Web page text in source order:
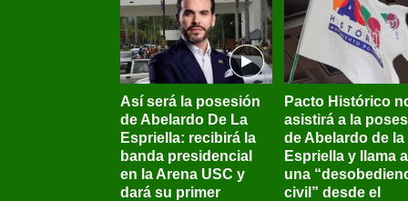
Así será la posesión
de Abelardo De La
Espriella: recibirá la
banda presidencial
en la Arena USC y
dará su primer
Pacto Histórico
asistirá a la
de Abelardo de la
Espriella y llama a
una
civil” desde el